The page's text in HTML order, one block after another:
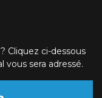
Cliquez ci-dessous
sera adressé.